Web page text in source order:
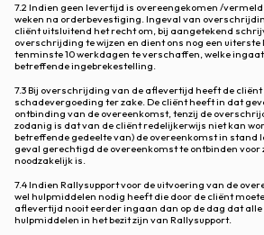
7.2 Indien geen levertijd is overeengekomen /
weken na orderbevestiging. Ingeval van
cliënt uitsluitend het recht om, bij aangetekend
overschrijding te wijzen en dient ons nog een
tenminste 10 werkdagen te verschaffen, welke
betreffende ingebrekestelling.
7.3 Bij overschrijding van de aflevertijd heeft de cliënt
schadevergoeding ter zake. De cliënt heeft in dat
ontbinding van de overeenkomst, tenzij de
zodanig is dat van de cliënt redelijkerwijs niet kan
betreffende gedeelte van) de overeenkomst in stand
geval gerechtigd de overeenkomst te ontbinden voor
noodzakelijk is.
7.4 Indien Rallysupport voor de uitvoering van de
wel hulpmiddelen nodig heeft die door de cliënt
aflevertijd nooit eerder ingaan dan op de dag dat
hulpmiddelen in het bezit zijn van Rallysupport.